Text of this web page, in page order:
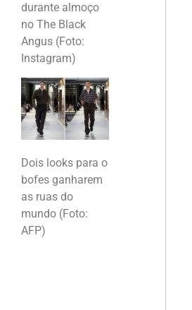
durante almoço
no The Black
Angus (Foto:
Instagram)
Dois looks para o
bofes ganharem
as ruas do
mundo (Foto:
AFP)